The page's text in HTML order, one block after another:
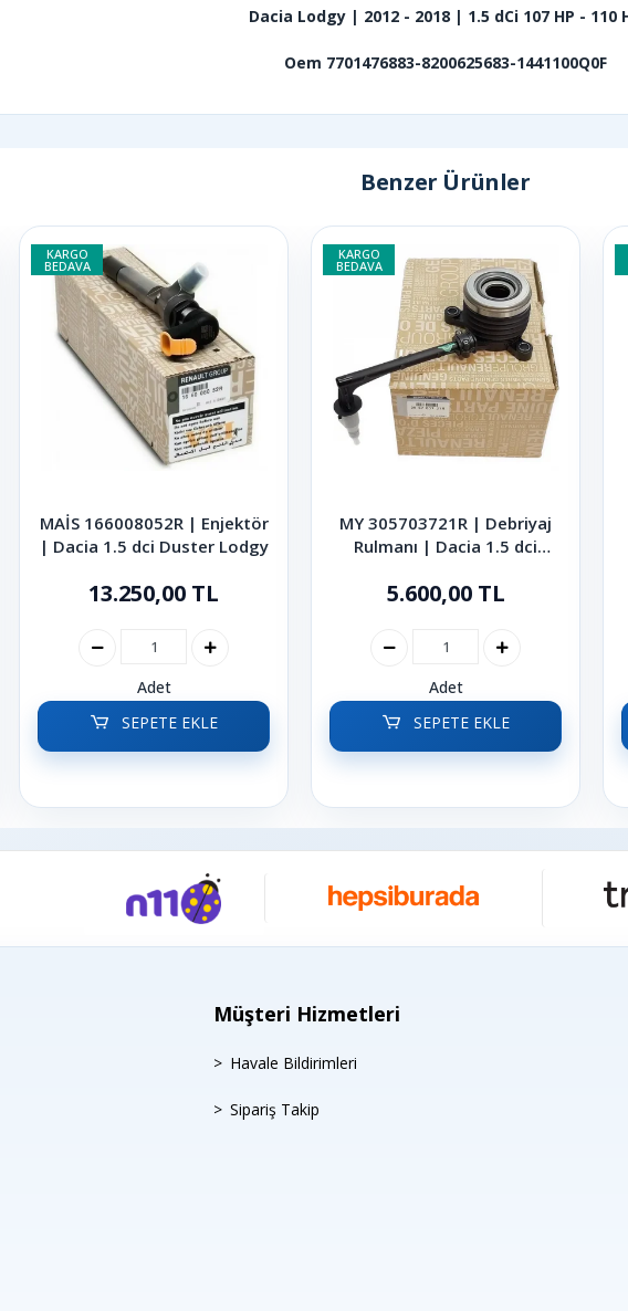
Dacia Lodgy | 2012 - 2018 | 1.5 dCi 107 HP - 110
Oem 7701476883-8200625683-1441100Q0F
Benzer Ürünler
KARGO
BEDAVA
MAİS 166008052R | Enjektör
| Dacia 1.5 dci Duster Lodgy
13.250,00 TL
Adet
SEPETE EKLE
KARGO
BEDAVA
MY 305703721R | Debriyaj
Rulmanı | Dacia 1.5 dci
5.600,00 TL
Adet
SEPETE EKLE
Müşteri Hizmetleri
Havale Bildirimleri
Sipariş Takip